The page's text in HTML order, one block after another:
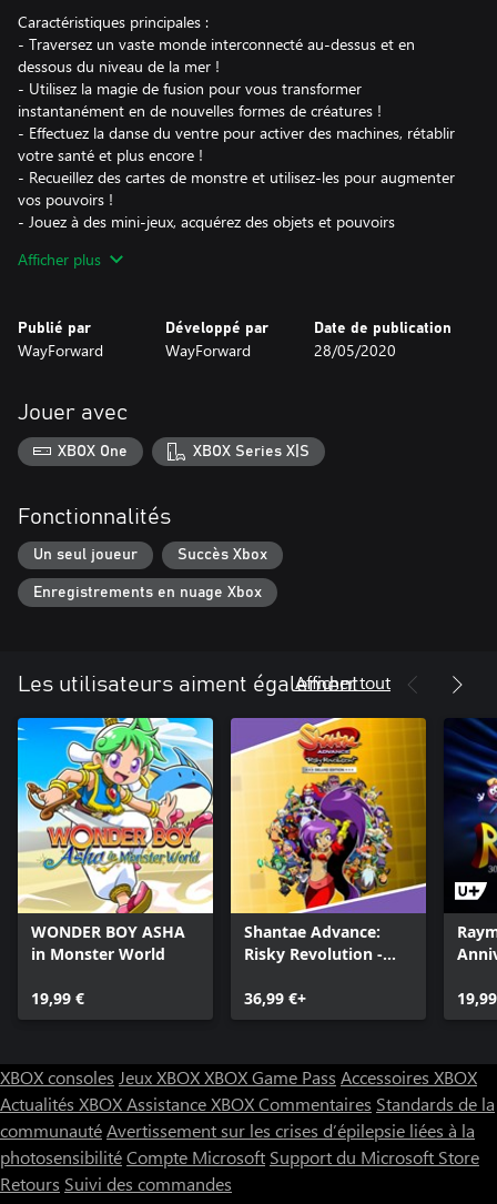
Caractéristiques principales :
- Traversez un vaste monde interconnecté au-dessus et en
dessous du niveau de la mer !
- Utilisez la magie de fusion pour vous transformer
instantanément en de nouvelles formes de créatures !
- Effectuez la danse du ventre pour activer des machines, rétablir
votre santé et plus encore !
- Recueillez des cartes de monstre et utilisez-les pour augmenter
vos pouvoirs !
- Jouez à des mini-jeux, acquérez des objets et pouvoirs
- De superbes cutscenes animées façon cartoon TV !
retour !"
Afficher plus
Publié par
WayForward
Développé par
WayForward
Date de publication
28/05/2020
Jouer avec
XBOX One XBOX Series X|S
Fonctionnalités
Un seul joueur Succès Xbox
Enregistrements en nuage Xbox
Les utilisateurs aiment également
Afficher tout
WONDER BOY ASHA
in Monster World
19,99 €
Shantae Advance:
Risky Revolution -
36,99 €+
XBOX consoles Jeux XBOXXBOX Game Pass Accessoires XBOX
Actualités XBOXAssistance XBOXCommentaires Standards de la
communautéAvertissement sur les crises d’épilepsie liées à la
photosensibilitéCompte Microsoft Support du Microsoft Store
Retours Suivi des commandes